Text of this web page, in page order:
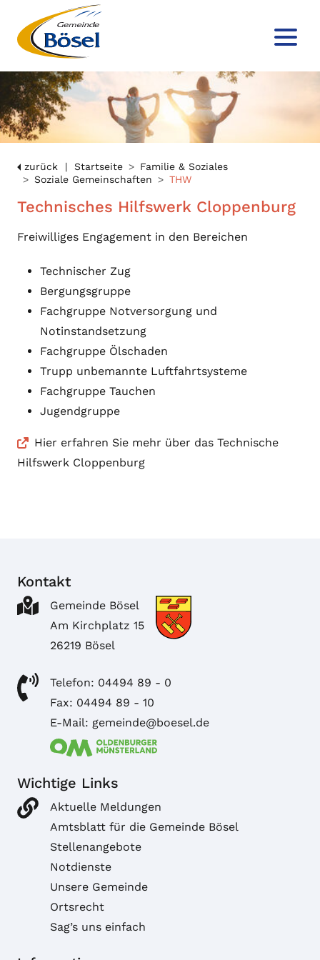
zurück Startseite
Familie & Soziales
Soziale Gemeinschaften
THW
Technisches Hilfswerk Cloppenburg
Freiwilliges Engagement in den Bereichen
Technischer Zug
Bergungsgruppe
Fachgruppe Notversorgung und
Notinstandsetzung
Fachgruppe Ölschaden
Trupp unbemannte Luftfahrtsysteme
Fachgruppe Tauchen
Jugendgruppe
Hier erfahren Sie mehr über das Technische
Hilfswerk Cloppenburg
Kontakt
Gemeinde Bösel
Am Kirchplatz 15
26219 Bösel
Telefon: 04494 89 - 0
Fax: 04494 89 - 10
E-Mail: gemeinde@boesel.de
Wichtige Links
Aktuelle Meldungen
Amtsblatt für die Gemeinde Bösel
Stellenangebote
Notdienste
Unsere Gemeinde
Ortsrecht
Sag’s uns einfach